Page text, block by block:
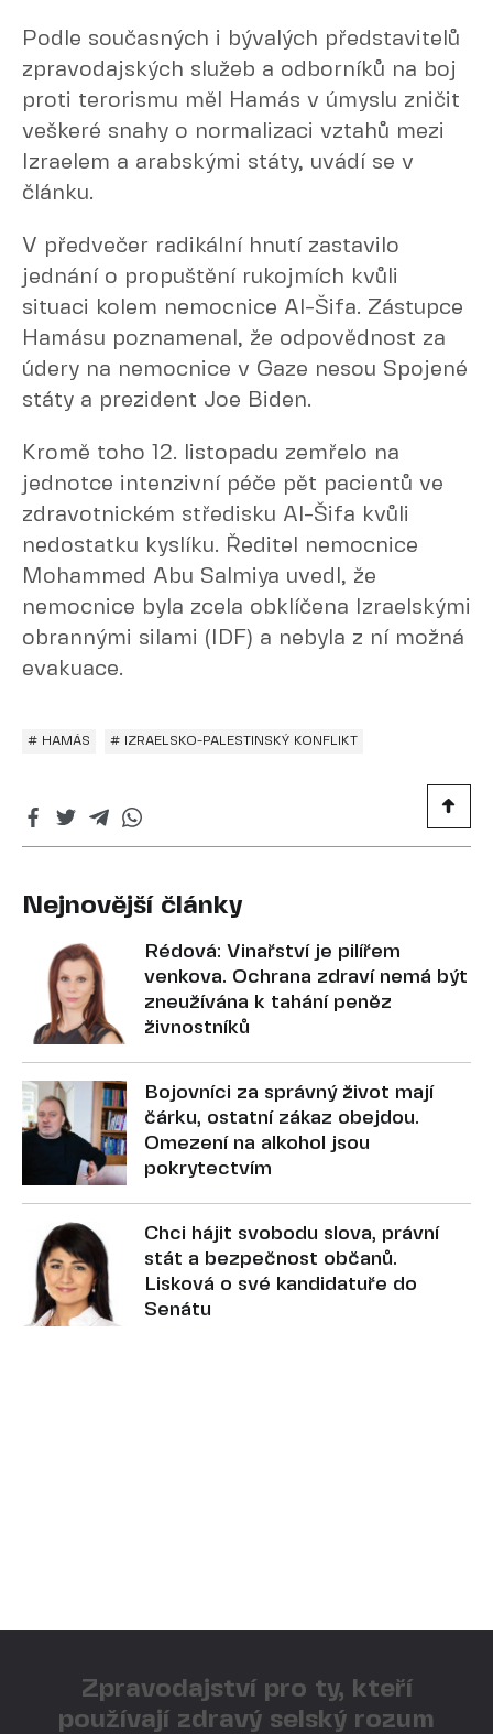
Podle současných i bývalých představitelů
zpravodajských služeb a odborníků na boj
proti terorismu měl Hamás v úmyslu zničit
veškeré snahy o normalizaci vztahů mezi
Izraelem a arabskými státy, uvádí se v
článku.
V předvečer radikální hnutí zastavilo
jednání o propuštění rukojmích kvůli
situaci kolem nemocnice Al-Šifa. Zástupce
Hamásu poznamenal, že odpovědnost za
údery na nemocnice v Gaze nesou Spojené
státy a prezident Joe Biden.
Kromě toho 12. listopadu zemřelo na
jednotce intenzivní péče pět pacientů ve
zdravotnickém středisku Al-Šifa kvůli
nedostatku kyslíku. Ředitel nemocnice
Mohammed Abu Salmiya uvedl, že
nemocnice byla zcela obklíčena Izraelskými
obrannými silami (IDF) a nebyla z ní možná
evakuace.
# HAMÁS # IZRAELSKO-PALESTINSKÝ KONFLIKT
Nejnovější články
Rédová: Vinařství je pilířem
venkova. Ochrana zdraví nemá být
zneužívána k tahání peněz
živnostníků
Bojovníci za správný život mají
čárku, ostatní zákaz obejdou.
Omezení na alkohol jsou
pokrytectvím
Chci hájit svobodu slova, právní
stát a bezpečnost občanů.
Lisková o své kandidatuře do
Senátu
Zpravodajství pro ty, kteří
používají zdravý selský rozum